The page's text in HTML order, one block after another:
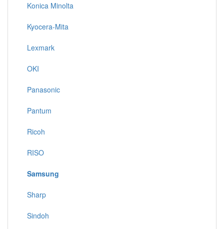
Konica Minolta
Kyocera-Mita
Lexmark
OKI
Panasonic
Pantum
Ricoh
RISO
Samsung
Sharp
Sindoh